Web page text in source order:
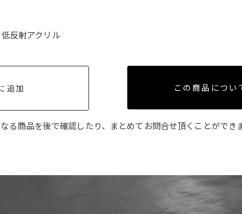
反射アクリル
追加 この商品につい
る商品を後で確認したり、まとめてお問合せ頂くことができま